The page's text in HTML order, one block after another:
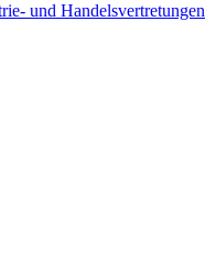
und Handelsvertretungen